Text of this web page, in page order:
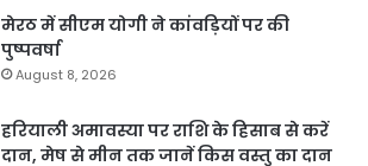
मेरठ में सीएम योगी ने कांवड़ियों पर की
पुष्पवर्षा
August 8, 2026
हरियाली अमावस्या पर राशि के हिसाब से करें
दान, मेष से मीन तक जानें किस वस्तु का दान